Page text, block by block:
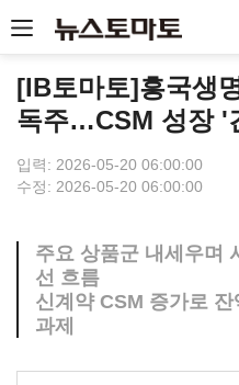
[IB토마토]흥국생
독주…CSM 성장 '
입력: 2026-05-20 06:00:00
수정: 2026-05-20 06:00:00
주요 상품군 내세우며
선 흐름
신계약 CSM 증가로
과제